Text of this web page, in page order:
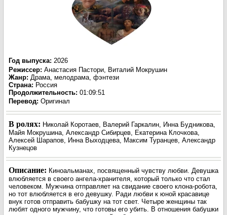
Год выпуска: 2026
Режиссер: Анастасия Пастори, Виталий Мокрушин
Жанр: Драма, мелодрама, фэнтези
Страна: Россия
Продолжительность: 01:09:51
Перевод: Оригинал
В ролях: Николай Коротаев, Валерий Гаркалин, Инна Будникова,
Майя Мокрушина, Александр Сибирцев, Екатерина Клочкова,
Алексей Шарапов, Инна Выходцева, Максим Туранцев, Александр
Кузнецов
Описание: Киноальманах, посвященный чувству любви. Девушка
влюбляется в своего ангела-хранителя, который только что стал
человеком. Мужчина отправляет на свидание своего клона-робота,
но тот влюбляется в его девушку. Ради любви к юной красавице
внук готов отправить бабушку на тот свет. Четыре женщины так
любят одного мужчину, что готовы его убить. В отношения бабушки